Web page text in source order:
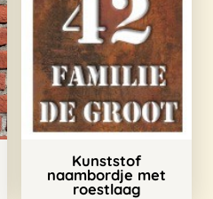
Kunststof
naambordje met
roestlaag